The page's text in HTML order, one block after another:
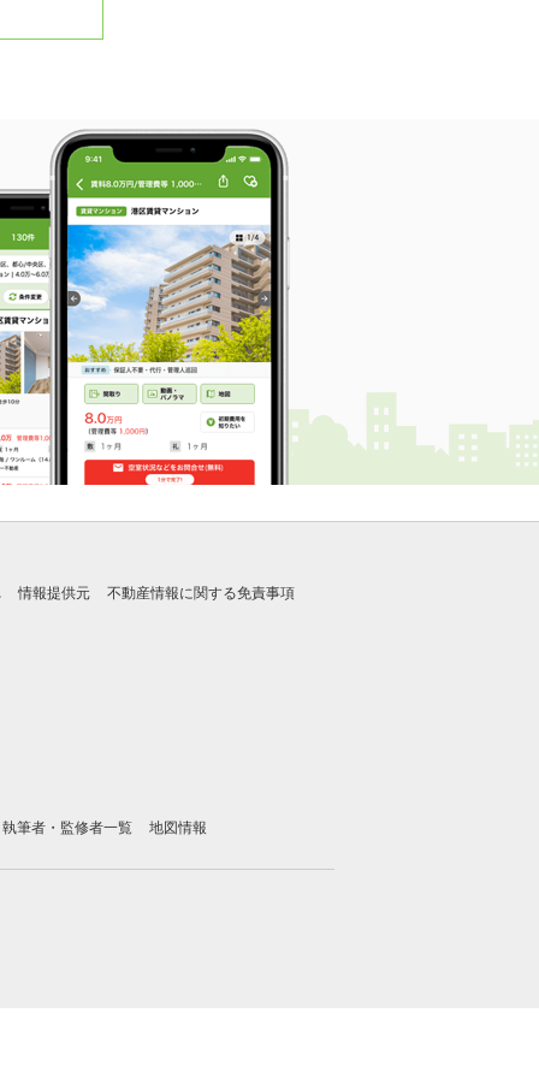
情報提供元 不動産情報に関する免責事項
執筆者・監修者一覧 地図情報